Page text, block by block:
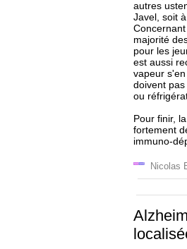
autres
Javel, soit
majorité
pour les
est aussi
vapeur
doivent
ou
Pour finir,
fortement
immuno-
Nicolas